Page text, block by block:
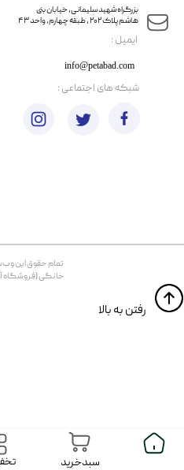
​ایمیل :
info@petabad.com
​​بزرگراه شهید سلیمانی، خیابان بنی
هاشم پلاک ۲۰۲ ، طبقه چهارم، واحد ۴۳
تمام حقوق اين
خانگی (فروشگاه آنلاین
​​رفتن به بالا
​شبکه های اجتماعی :
سبدخرید